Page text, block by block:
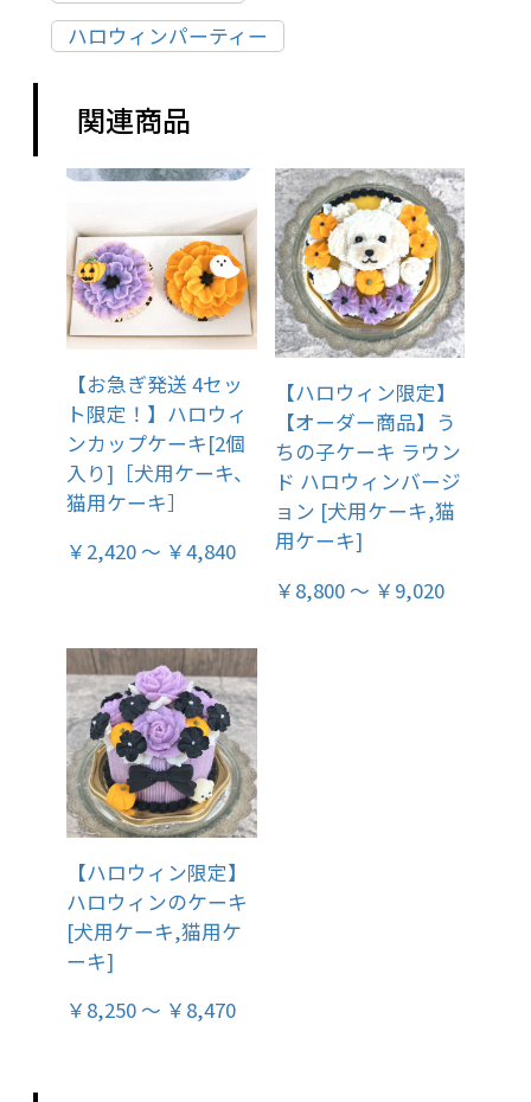
ハロウィンパーティー
関連商品
【お急ぎ発送 4セッ
ト限定！】ハロウィ
ンカップケーキ[2個
入り]［犬用ケーキ、
猫用ケーキ］
￥2,420 ～ ￥4,840
【ハロウィン限定】
【オーダー商品】う
ちの子ケーキ ラウン
ド ハロウィンバージ
ョン [犬用ケーキ,猫
用ケーキ]
￥8,800 ～ ￥9,020
【ハロウィン限定】
ハロウィンのケーキ
[犬用ケーキ,猫用ケ
ーキ]
￥8,250 ～ ￥8,470